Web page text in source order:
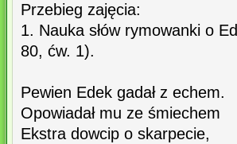
Przebieg zajęcia:
1. Nauka słów rymowanki o
80, ćw. 1).
Pewien Edek gadał z echem.
Opowiadał mu ze śmiechem
Ekstra dowcip o skarpecie,